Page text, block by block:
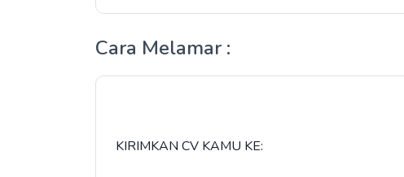
Cara Melamar :
KIRIMKAN CV KAMU KE: